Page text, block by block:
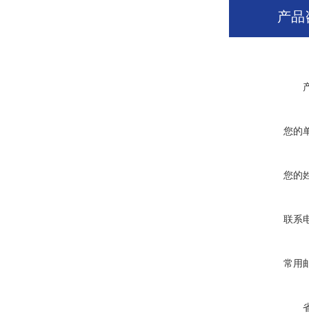
产品
您的
您的
联系
常用